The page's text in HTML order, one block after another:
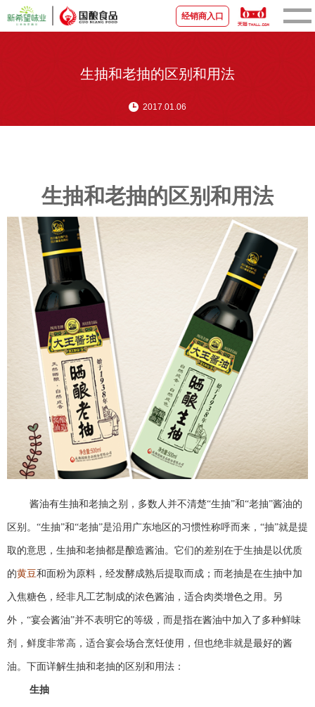
宣传视频
经销商入口
生抽和老抽的区别和用法
2017.01.06
生抽和老抽的区别和用法
酱油有生抽和老抽之别，多数人并不清楚“生抽”和“老抽”酱油的
区别。“生抽”和“老抽”是沿用广东地区的习惯性称呼而来，“抽”就是提
取的意思，生抽和老抽都是酿造酱油。它们的差别在于生抽是以优质
的黄豆和面粉为原料，经发酵成熟后提取而成；而老抽是在生抽中加
入焦糖色，经非凡工艺制成的浓色酱油，适合肉类增色之用。另
外，“宴会酱油”并不表明它的等级，而是指在酱油中加入了多种鲜味
剂，鲜度非常高，适合宴会场合烹饪使用，但也绝非就是最好的酱
油。下面详解生抽和老抽的区别和用法：
生抽